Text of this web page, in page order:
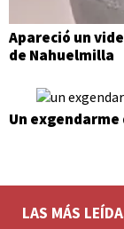
Apareció un
de Nahuelmilla
Un
LAS MÁS